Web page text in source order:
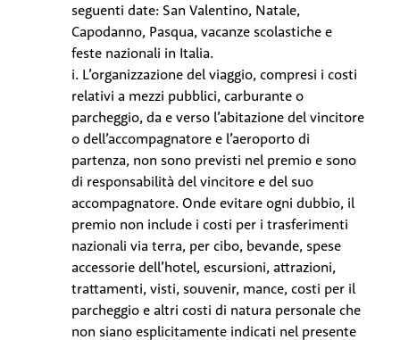
seguenti date: San Valentino, Natale,
Capodanno, Pasqua, vacanze scolastiche e
feste nazionali in Italia.
i. L’organizzazione del viaggio, compresi i costi
relativi a mezzi pubblici, carburante o
parcheggio, da e verso l’abitazione del vincitore
o dell’accompagnatore e l’aeroporto di
partenza, non sono previsti nel premio e sono
di responsabilità del vincitore e del suo
accompagnatore. Onde evitare ogni dubbio, il
premio non include i costi per i trasferimenti
nazionali via terra, per cibo, bevande, spese
accessorie dell’hotel, escursioni, attrazioni,
trattamenti, visti, souvenir, mance, costi per il
parcheggio e altri costi di natura personale che
non siano esplicitamente indicati nel presente